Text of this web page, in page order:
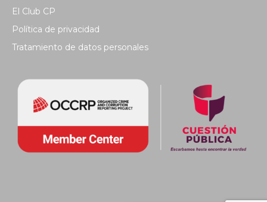
El Club CP
Política de privacidad
Tratamiento de datos personales